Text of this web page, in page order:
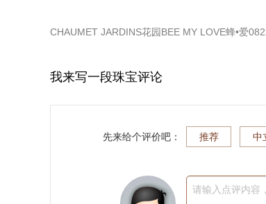
CHAUMET JARDINS花园BEE MY LOVE蜂•爱
我来写一段珠宝评论
先来给个评价吧： 推荐 中
请输入点评内容